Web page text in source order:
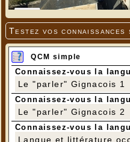
Testez vos connaissances
QCM simple
Connaissez-vous la
Le "parler" Gignacois 1
Connaissez-vous la
Le "parler" Gignacois 2
Connaissez-vous la
Langue et littérature